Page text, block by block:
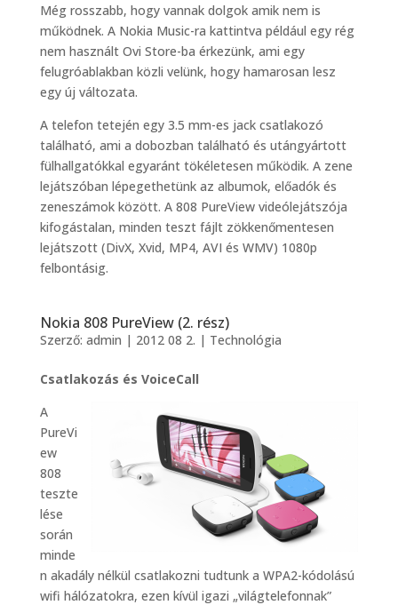
Még rosszabb, hogy vannak dolgok amik nem is
működnek. A Nokia Music-ra kattintva például egy rég
nem használt Ovi Store-ba érkezünk, ami egy
felugróablakban közli velünk, hogy hamarosan lesz
egy új változata.
A telefon tetején egy 3.5 mm-es jack csatlakozó
található, ami a dobozban található és utángyártott
fülhallgatókkal egyaránt tökéletesen működik. A zene
lejátszóban lépegethetünk az albumok, előadók és
zeneszámok között. A 808 PureView videólejátszója
kifogástalan, minden teszt fájlt zökkenőmentesen
lejátszott (DivX, Xvid, MP4, AVI és WMV) 1080p
felbontásig.
Nokia 808 PureView (2. rész)
Szerző: admin | 2012 08 2. | Technológia
Csatlakozás és VoiceCall
A
PureVi
ew
808
teszte
lése
során
minde
n akadály nélkül csatlakozni tudtunk a WPA2-kódolású
wifi hálózatokra, ezen kívül igazi „világtelefonnak”